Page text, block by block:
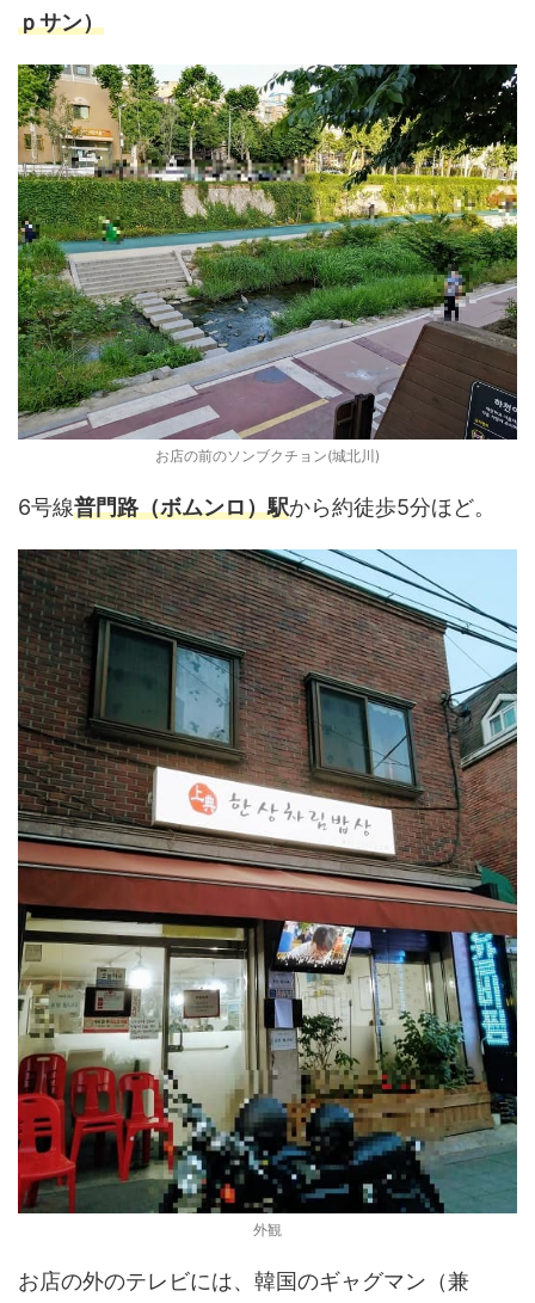
ｐサン）
お店の前のソンブクチョン(城北川)
6号線普門路（ボムンロ）駅から約徒歩5分ほど。
外観
お店の外のテレビには、韓国のギャグマン（兼